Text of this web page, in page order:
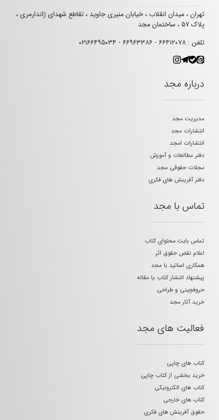
تهران ، میدان انقلاب ، خیابان منیری جاوید ، تقاطع شهدای ژاندارمری ،
پلاک ۵۷ ، ساختمان مجد
تلفن : ۶۶۴۱۲۰۷۸ - ۶۶۹۶۳۳۸۶ - ۰۲۱۶۶۴۹۵۰۳۴
درباره مجد
مدیریت مجد
انتشارات مجد
انتشارات امجد
دفتر مطالعات و آموزش
مجلات حقوقی مجد
دفتر آفرینش های فکری
تماس با مجد
تماس بابت محتوای کتاب
اعلام نقض حقوق اثر
همکاری اساتید با مجد
پیشنهاد انتشار کتاب یا مقاله
حروفچینی و طراحی
خرید آثار مجد
فعالیت های مجد
کتاب های چاپی
خرید بخشی از کتاب چاپی
کتاب های الکترونیکی
کتاب های خارجی
حقوق آفرینش های فکری